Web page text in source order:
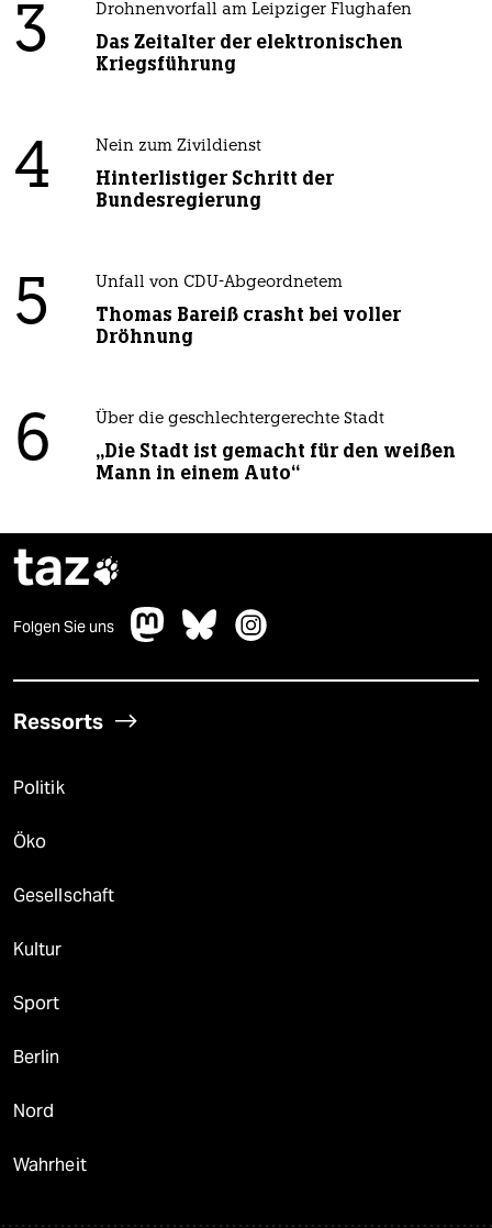
3 Drohnenvorfall am Leipziger Flughafen
Das Zeitalter der elektronischen
Kriegsführung
4 Nein zum Zivildienst
Hinterlistiger Schritt der
Bundesregierung
5 Unfall von CDU-Abgeordnetem
Thomas Bareiß crasht bei voller
Dröhnung
6 Über die geschlechtergerechte Stadt
„Die Stadt ist gemacht für den weißen
Mann in einem Auto“
taz
Folgen Sie uns
Ressorts
Politik
Öko
Gesellschaft
Kultur
Sport
Berlin
Nord
Wahrheit